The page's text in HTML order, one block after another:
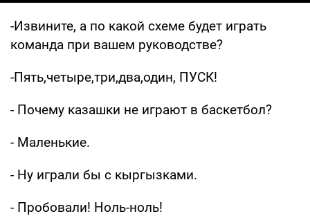
-Извините, а по какой схеме будет играть
команда при вашем руководстве?
-Пять,четыре,три,два,один, ПУСК!
- Почему казашки не играют в баскетбол?
- Маленькие.
- Ну играли бы с кыргызками.
- Пробовали! Ноль-ноль!